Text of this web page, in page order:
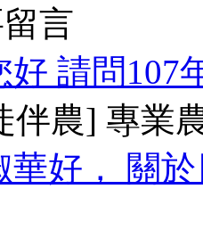
言
好 請問107
伴農] 專業
華好， 關